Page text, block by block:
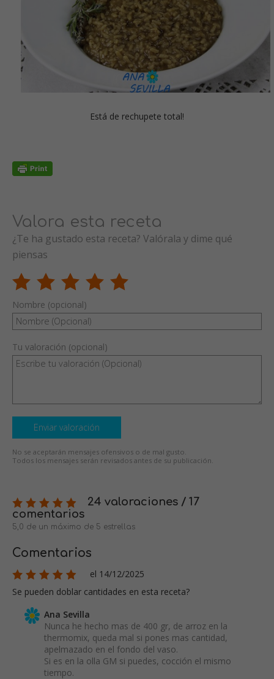
Está de rechupete total!
Valora esta receta
¿Te ha gustado esta receta? Valórala y dime qué
piensas
Nombre (opcional)
Tu valoración (opcional)
Enviar valoración
No se aceptarán mensajes ofensivos o de mal gusto.
Todos los mensajes serán revisados antes de su publicación.
24 valoraciones / 17
comentarios
5,0 de un máximo de 5 estrellas
Comentarios
el 14/12/2025
Se pueden doblar cantidades en esta receta?
Ana Sevilla
Nunca he hecho mas de 400 gr, de arroz en la
thermomix, queda mal si pones mas cantidad,
apelmazado en el fondo del vaso.
Si es en la olla GM si puedes, cocción el mismo
tiempo.